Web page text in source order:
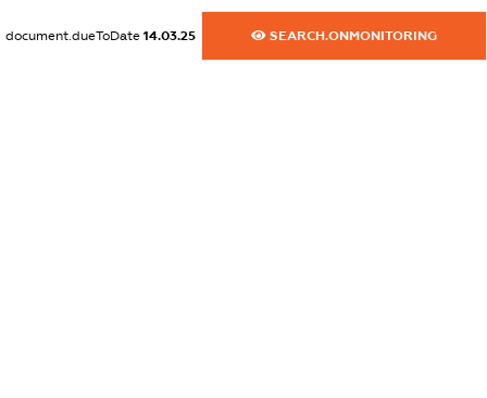
dossier.commercial_info.fax
document.dueToDate 14.03.25 SEARCH.ONMONITORING